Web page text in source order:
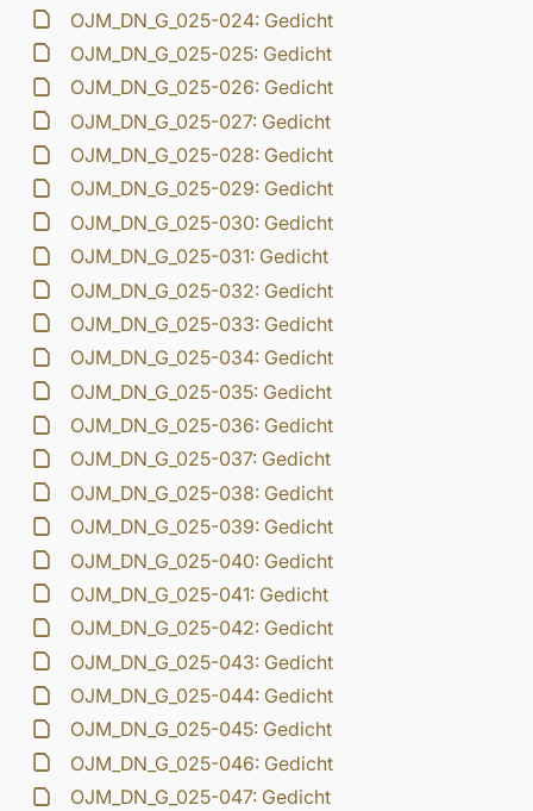
OJM_DN_G_025-024: Gedicht
OJM_DN_G_025-025: Gedicht
OJM_DN_G_025-026: Gedicht
OJM_DN_G_025-027: Gedicht
OJM_DN_G_025-028: Gedicht
OJM_DN_G_025-029: Gedicht
OJM_DN_G_025-030: Gedicht
OJM_DN_G_025-031: Gedicht
OJM_DN_G_025-032: Gedicht
OJM_DN_G_025-033: Gedicht
OJM_DN_G_025-034: Gedicht
OJM_DN_G_025-035: Gedicht
OJM_DN_G_025-036: Gedicht
OJM_DN_G_025-037: Gedicht
OJM_DN_G_025-038: Gedicht
OJM_DN_G_025-039: Gedicht
OJM_DN_G_025-040: Gedicht
OJM_DN_G_025-041: Gedicht
OJM_DN_G_025-042: Gedicht
OJM_DN_G_025-043: Gedicht
OJM_DN_G_025-044: Gedicht
OJM_DN_G_025-045: Gedicht
OJM_DN_G_025-046: Gedicht
OJM_DN_G_025-047: Gedicht